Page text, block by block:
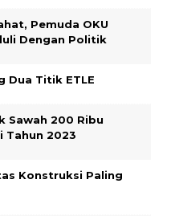
Pemuda OKU
Dengan Politik
Dua Titik ETLE
Sawah 200 Ribu
Tahun 2023
Konstruksi Paling